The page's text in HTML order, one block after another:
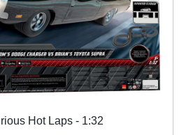
Hot Laps - 1:32